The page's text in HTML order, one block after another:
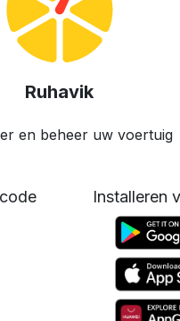
Ruhavik
en beheer uw voertuig
Installeren